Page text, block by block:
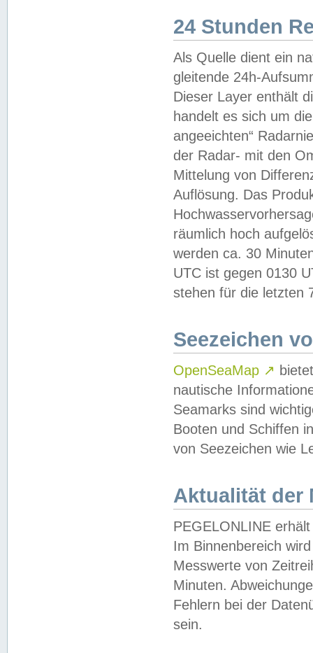
24 Stunden
Als Quelle dient ein
gleitende 24h-
Dieser Layer enthält
handelt es sich um
angeeichten“
der Radar- mit den
Mittelung von
Auflösung. Das
räumlich hoch
werden ca. 30
UTC ist gegen 0130
stehen für die letzten
Seezeichen
OpenSeaMap ↗
nautische
Seamarks sind
Booten und Schiffen
von Seezeichen wie
Aktualität der
PEGELONLINE
Im Binnenbereich
Messwerte von
Minuten.
Fehlern bei der
sein.